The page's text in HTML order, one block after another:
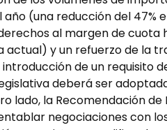
año (una reducción del 47%
al margen de cuota
actual) y un refuerzo de la
de un requisito
deberá ser
lado, la Recomendación
negociaciones con